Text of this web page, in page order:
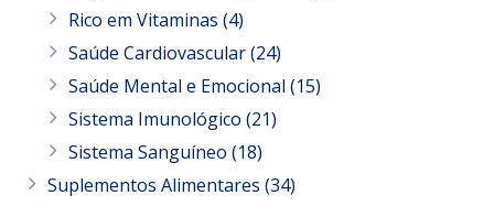
Rico em Vitaminas (4)
Saúde Cardiovascular(24)
Saúde Mental e Emocional (15)
Sistema Imunológico (21)
Sistema Sanguíneo (18)
Suplementos Alimentares (34)